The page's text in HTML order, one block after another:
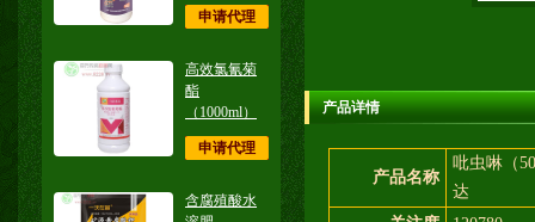
申请代理
高效氯氰菊
酯
（1000ml）
申请代理
含腐殖酸水
产品详情
产品名称
吡虫啉（
达